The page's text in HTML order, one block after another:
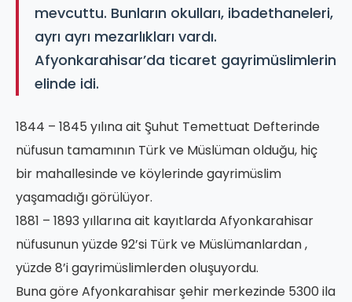
mevcuttu. Bunların okulları, ibadethaneleri,
ayrı ayrı mezarlıkları vardı.
Afyonkarahisar’da ticaret gayrimüslimlerin
elinde idi.
1844 – 1845 yılına ait Şuhut Temettuat Defterinde
nüfusun tamamının Türk ve Müslüman olduğu, hiç
bir mahallesinde ve köylerinde gayrimüslim
yaşamadığı görülüyor.
1881 – 1893 yıllarına ait kayıtlarda Afyonkarahisar
nüfusunun yüzde 92’si Türk ve Müslümanlardan ,
yüzde 8’i gayrimüslimlerden oluşuyordu.
Buna göre Afyonkarahisar şehir merkezinde 5300 ila